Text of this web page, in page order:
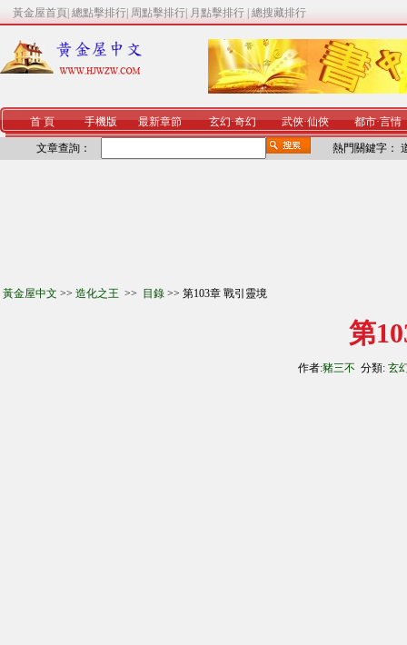
黃金屋首頁 總點擊排行 周點擊排行 月點擊排行 總搜藏排行
首 頁 手機版 最新章節 玄幻·奇幻 武俠·仙俠 都市·言情
文章查詢： 熱門關鍵字：
黃金屋中文 >> 造化之王 >> 目錄 >> 第103章 戰引靈境
第
作者:豬三不 分類: 玄